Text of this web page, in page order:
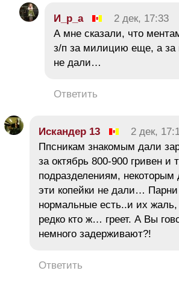
И_р_а 2 дек, 17:33
А мне сказали, что
з/п за милицию еще, а за
не дали…
Ответить
Искандер 13 2 дек,
Ппсникам знакомым дали
за октябрь 800-900 гривен и
подразделениям, некоторым
эти копейки не дали…
нормальные есть..и их
редко кто ж… греет. А Вы
немного задерживают?!
Ответить